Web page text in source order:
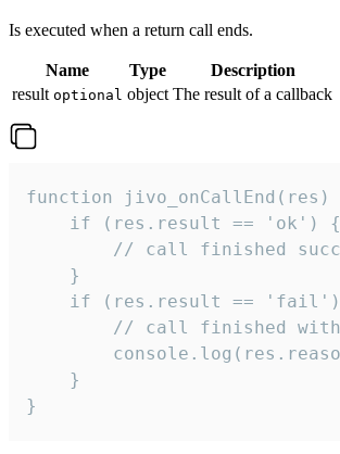
Is executed when a return call ends.
Name Type
Description
result optional object The result of a callback
function jivo_onCallEnd(res)
    if (res.result == 'ok') {
// call finished
    }
if (res.result ==
// call finished
    }
}